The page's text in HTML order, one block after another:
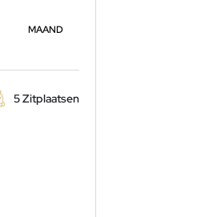
MAAND
5 Zitplaatsen